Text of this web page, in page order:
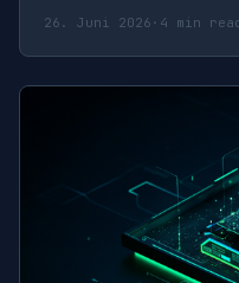
Malware-Triage zum
benannte Malware-
26. Juni 2026 · 4 min